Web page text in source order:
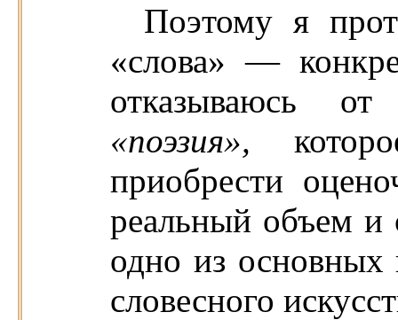
Поэтому я
«слова» —
отказываюсь от
«поэзия»,
приобрести
реальный объем и
одно из основных
словесного